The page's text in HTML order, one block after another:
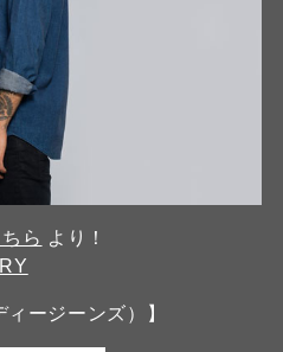
ちら より！
ージーンズ）】